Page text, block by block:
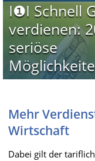
I❶I Schnell
verdienen:
seriöse
Mehr
Wirtschaft
Dabei gilt der